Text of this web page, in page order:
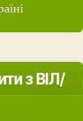
з ВІЛ/